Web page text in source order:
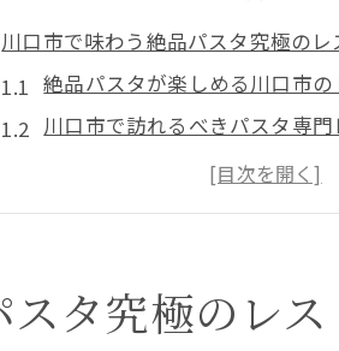
川口市で味わう絶品パスタ究極のレ
絶品パスタが楽しめる川口市
川口市で訪れるべきパスタ専門
川口市のパスタレストランおす
地元で愛される川口市のパス
川口市の美味しいパスタを提供
季節ごとの特製パスタが楽しめる
タ究極のレ